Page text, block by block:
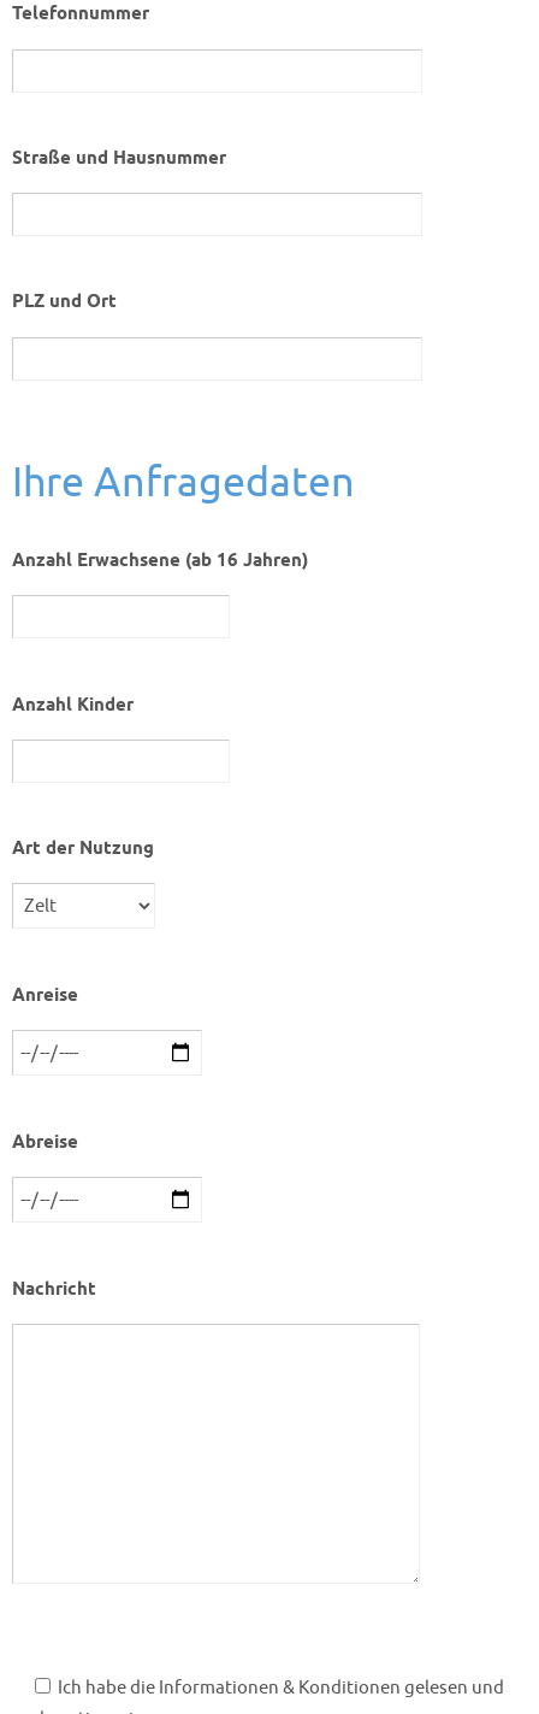
Telefonnummer
Straße und Hausnummer
PLZ und Ort
Ihre Anfragedaten
Anzahl Erwachsene (ab 16 Jahren)
Anzahl Kinder
Art der Nutzung
Anreise
Abreise
Nachricht
Ich habe die Informationen & Konditionen gelesen und